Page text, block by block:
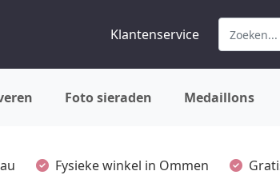
Klantenservice
Foto sieraden Medaillons
Fysieke winkel in Ommen